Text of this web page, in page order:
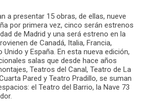
a presentar 15 obras, de ellas, nueve
por primera vez, cinco serán estrenos
de Madrid y una será estreno en la
de Canadá, Italia, Francia,
Unido y España. En esta nueva edición,
salas que desde hace años
Teatros del Canal, Teatro de La
Pared y Teatro Pradillo, se suman
el Teatro del Barrio, la Nave 73